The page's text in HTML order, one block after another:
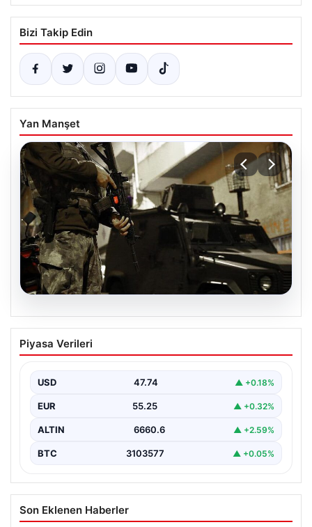
Bizi Takip Edin
Yan Manşet
07.08.2026
Türkiye Genelinde DAEŞ’e Karşı Geniş
Kapsamlı Operasyon
yönelik 30 şehirde büyük çaplı bir operasyon
gerçekleştirildi. Jandarma…
Piyasa Verileri
USD 47.74 ▲ +0.18%
EUR 55.25 ▲ +0.32%
ALTIN 6660.6 ▲ +2.59%
BTC 3103577 ▲ +0.05%
Son Eklenen Haberler